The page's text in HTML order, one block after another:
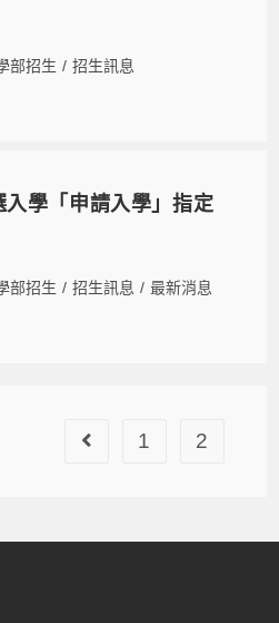
部招生 / 招生訊息
學「申請入學」指定
部招生 / 招生訊息 / 最新消息
1 2